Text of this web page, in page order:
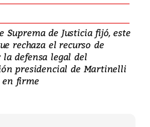
Suprema de Justicia fijó, este
rechaza el recurso de
defensa legal del
presidencial de Martinelli
en firme